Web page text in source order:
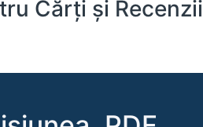
Cărți și